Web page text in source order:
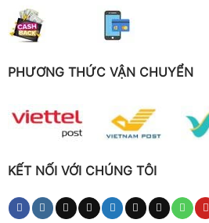
PHƯƠNG THỨC VẬN CHUYỂN
KẾT NỐI VỚI CHÚNG TÔI